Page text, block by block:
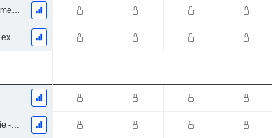
Nettoeinkommen für Gemeinsames einschließlich außerordentlicher Posten
Nettoergebnis für Stammaktien exkl. außerordentliche Posten
Grundlegender Gewinn pro Aktie - Fortlaufende Geschäftstätigkeit